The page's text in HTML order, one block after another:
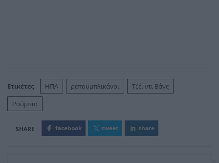
Ετικέτες ΗΠΑ ρεπουμπλικάνοι
Τζέι ντι Βάνς
Ρούμπιο
facebook tweet share